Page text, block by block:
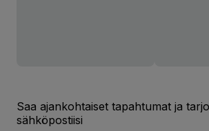
Saa ajankohtaiset tapahtumat ja
sähköpostiisi